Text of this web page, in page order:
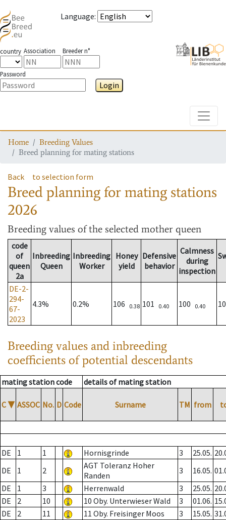
Language:
country Association Breeder n°
Password
Login
Home
Breeding Values
Breed planning for mating stations
Back to selection form
Breed planning for mating stations
2026
Breeding values of the selected mother queen
code
of
queen
2a
Inbreeding
Queen
Inbreeding
Worker
Honey
yield
Defensive
behavior
Calmness
during
inspection
DE-2-
294-
67-
2023
4.3% 0.2% 106 0.38 101 0.40 100 0.40
Breeding values and inbreeding
coefficients of potential descendants
mating station code details of mating station
C ▼ ASSOC No. D Code Surname TM from
DE 1 1 Hornisgrinde 3 25.05.
DE
1 2
AGT Toleranz Hoher
Randen
3 16.05.
DE
1 3 Herrenwald 3 25.05.
DE
2 10 10 Oby. Unterwieser Wald 3 01.06.
DE
2 11 11 Oby. Freisinger Moos 3 15.05.